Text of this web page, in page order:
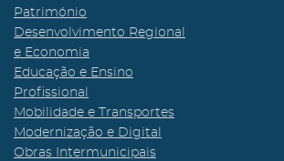
Património
Desenvolvimento Regional
e Economia
Educação e Ensino
Profissional
Mobilidade e Transportes
Modernização e Digital
Obras Intermunicipais